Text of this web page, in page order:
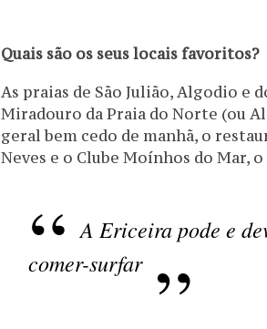
Quais são os seus locais favoritos?
As praias de São Julião, Algodio e
Miradouro da Praia do Norte (ou
geral bem cedo de manhã, o
Neves e o Clube Moínhos do Mar,
A Ericeira pode e
comer-surfar